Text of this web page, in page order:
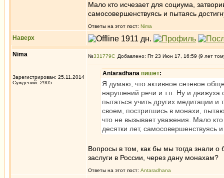
Мало кто исчезает для социума,
самосовершенствуясь и пытаясь
Ответы на этот пост: Nima
Наверх
Nima
Зарегистрирован: 25.11.2014
Суждений: 2905
№331779 Добавлено: Пт 23 Июн 17, 16:59 (9 лет
Antaradhana пишет:
Я думаю, что активное сетевое
нарушений речи и т.п. Ну и движуха
пытаться учить других медитации
своем, постригшись в монахи,
что не вызывает уважения. Мало
десятки лет, самосовершенствуясь
Вопросы в том, как бы мы тогда знали о
заслуги в России, через дану монахам?
Ответы на этот пост: Antaradhana